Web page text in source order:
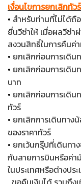
เงื่อนไขการยกเลิกทัวร์
• สำหรับท่านที่ไม่ได้ถื
ยื่นวีซ่าให้ เมื่อผลวีซ่
สงวนสิทธิ์ในการคืนค่
• ยกเลิกก่อนการเดิน
• ยกเลิกก่อนการเดิน
บาท
• ยกเลิกก่อนการเดิน
ทัวร์
• ยกเลิกการเดินทาง
ของราคาทัวร์
• ยกเว้นกรุ๊ปที่เดินทา
กับสายการบินหรือค่
ในประเทศหรือต่างปร